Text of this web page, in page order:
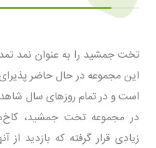
تخت جمشید را به عنوان نمد
این مجموعه در حال حاضر
است و در تمام روزهای سال شاهد
در مجموعه تخت جمشید،
زیادی قرار گرفته که بازدید